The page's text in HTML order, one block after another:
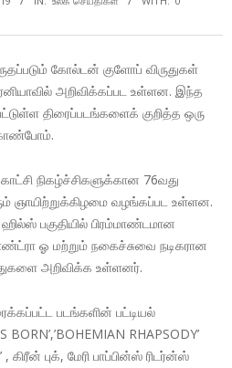
கோல்டன் குளோப் விருதுகள்
அறிவிக்கப்பட உள்ளன. இந்த
திரைப்படங்களைக் குறித்த ஒரு
நிகழ்ச்சிகளுக்கான 76வது
ஞாயிற்றுக்கிழமை வழங்கப்பட உள்ளன.
பகுதியில் பிரம்மாண்டமான
ஓ மற்றும் நகைச்சுவை நடிகரான
அறிவிக்க உள்ளனர்.
படங்களின் பட்டியல்
RHAPSODY’
, கிரீன் புக், மேரி பாப்பின்ஸ் ரிடர்ன்ஸ்